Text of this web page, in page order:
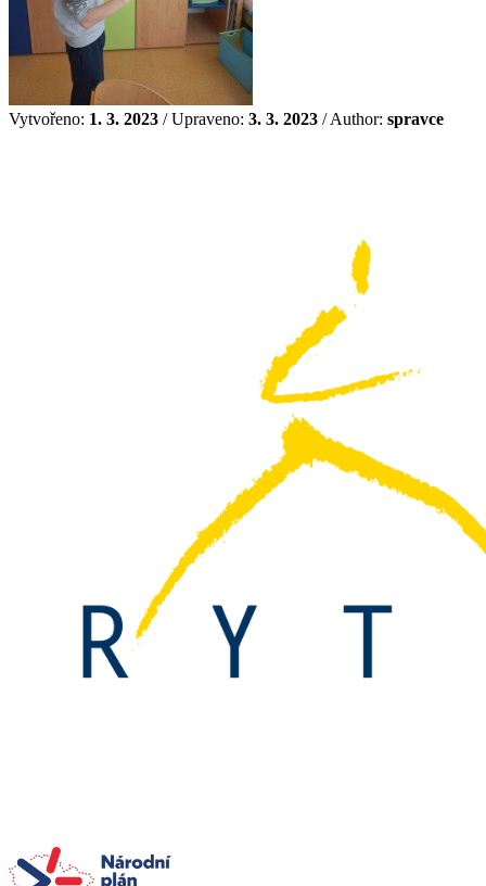
Vytvořeno: 1. 3. 2023 / Upraveno: 3. 3. 2023 / Author: spravce